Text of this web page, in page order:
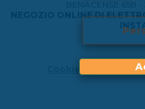
NEGOZIO ONLINE DI